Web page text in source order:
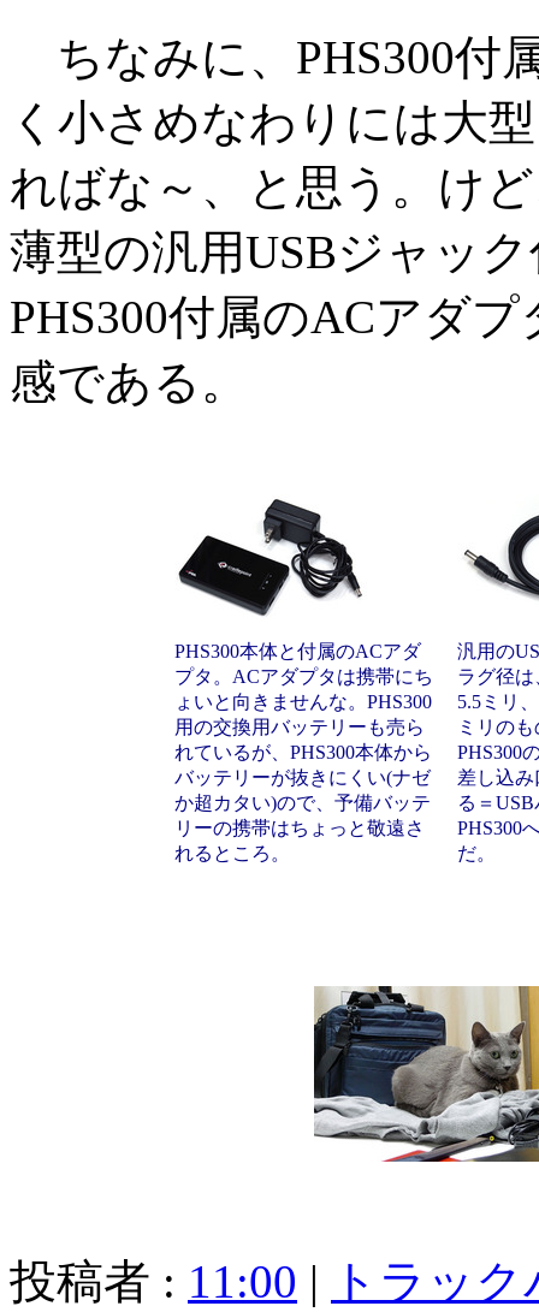
ちなみに、PHS300付
く小さめなわりには大
ればな～、と思う。け
薄型の汎用USBジャッ
PHS300付属のACアダ
感である。
PHS300本体と付属のACアダ
プタ。ACアダプタは携帯にち
ょいと向きませんな。PHS300
用の交換用バッテリーも売ら
れているが、PHS300本体から
バッテリーが抜きにくい(ナゼ
か超カタい)ので、予備バッテ
リーの携帯はちょっと敬遠さ
れるところ。
汎用の
ラグ径
5.5ミリ
ミリの
PHS300
差し込
る＝
PHS300
だ。
投稿者 : 11:00 | トラッ